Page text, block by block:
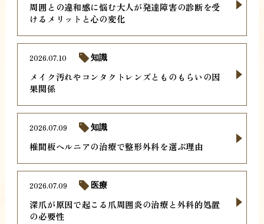
周囲との違和感に悩む大人が発達障害の診断を受
けるメリットと心の変化
メイク汚れやコンタクトレンズとものもらいの因
果関係
2026.07.10 知識
椎間板ヘルニアの治療で整形外科を選ぶ理由
2026.07.09 知識
深爪が原因で起こる爪周囲炎の治療と外科的処置
の必要性
2026.07.09 医療